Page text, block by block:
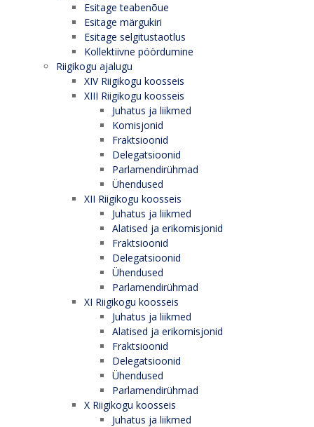
Esitage teabenõue
Esitage märgukiri
Esitage selgitustaotlus
Kollektiivne pöördumine
Riigikogu ajalugu
XIV Riigikogu koosseis
XIII Riigikogu koosseis
Juhatus ja liikmed
Komisjonid
Fraktsioonid
Delegatsioonid
Parlamendirühmad
Ühendused
XII Riigikogu koosseis
Juhatus ja liikmed
Alatised ja erikomisjonid
Fraktsioonid
Delegatsioonid
Ühendused
Parlamendirühmad
XI Riigikogu koosseis
Juhatus ja liikmed
Alatised ja erikomisjonid
Fraktsioonid
Delegatsioonid
Ühendused
Parlamendirühmad
X Riigikogu koosseis
Juhatus ja liikmed